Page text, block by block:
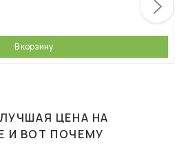
В корзину
ЦЕНА НА
И ВОТ ПОЧЕМУ